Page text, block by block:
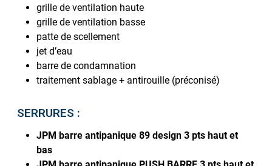
grille de ventilation haute
grille de ventilation basse
patte de scellement
jet d’eau
barre de condamnation
traitement sablage + antirouille (préconisé)
SERRURES :
JPM barre antipanique 89 design 3 pts haut et
bas